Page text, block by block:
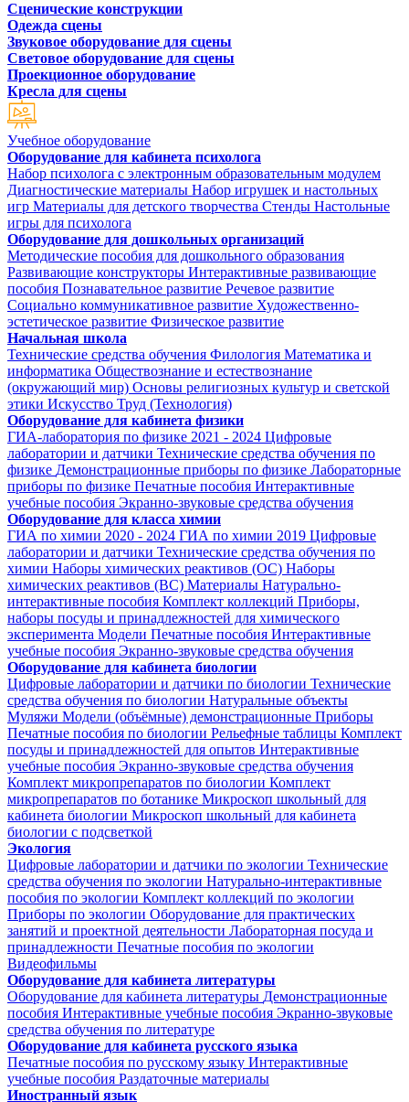
Сценические конструкции
Одежда сцены
Звуковое оборудование для сцены
Световое оборудование для сцены
Проекционное оборудование
Кресла для сцены
Учебное оборудование
Оборудование для кабинета психолога
Набор психолога с электронным образовательным модулем
Диагностические материалы Набор игрушек и настольных
игр Материалы для детского творчества Стенды Настольные
игры для психолога
Оборудование для дошкольных организаций
Методические пособия для дошкольного образования
Развивающие конструкторы Интерактивные развивающие
пособия Познавательное развитие Речевое развитие
Социально коммуникативное развитие Художественно-
эстетическое развитие Физическое развитие
Начальная школа
Технические средства обучения Филология Математика и
информатика Обществознание и естествознание
(окружающий мир) Основы религиозных культур и светской
этики Искусство Труд (Технология)
Оборудование для кабинета физики
ГИА-лаборатория по физике 2021 - 2024 Цифровые
лаборатории и датчики Технические средства обучения по
физике Демонстрационные приборы по физике Лабораторные
приборы по физике Печатные пособия Интерактивные
учебные пособия Экранно-звуковые средства обучения
Оборудование для класса химии
ГИА по химии 2020 - 2024 ГИА по химии 2019 Цифровые
лаборатории и датчики Технические средства обучения по
химии Наборы химических реактивов (ОС) Наборы
химических реактивов (ВС) Материалы Натурально-
интерактивные пособия Комплект коллекций Приборы,
наборы посуды и принадлежностей для химического
эксперимента Модели Печатные пособия Интерактивные
учебные пособия Экранно-звуковые средства обучения
Оборудование для кабинета биологии
Цифровые лаборатории и датчики по биологии Технические
средства обучения по биологии Натуральные объекты
Муляжи Модели (объёмные) демонстрационные Приборы
Печатные пособия по биологии Рельефные таблицы Комплект
посуды и принадлежностей для опытов Интерактивные
учебные пособия Экранно-звуковые средства обучения
Комплект микропрепаратов по биологии Комплект
микропрепаратов по ботанике Микроскоп школьный для
кабинета биологии Микроскоп школьный для кабинета
биологии с подсветкой
Экология
Цифровые лаборатории и датчики по экологии Технические
средства обучения по экологии Натурально-интерактивные
пособия по экологии Комплект коллекций по экологии
Приборы по экологии Оборудование для практических
занятий и проектной деятельности Лабораторная посуда и
принадлежности Печатные пособия по экологии
Видеофильмы
Оборудование для кабинета литературы
Оборудование для кабинета литературы Демонстрационные
пособия Интерактивные учебные пособия Экранно-звуковые
средства обучения по литературе
Оборудование для кабинета русского языка
Печатные пособия по русскому языку Интерактивные
учебные пособия Раздаточные материалы
Иностранный язык